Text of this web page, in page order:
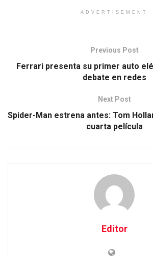
ADVERTISEMENT
Previous Post
Ferrari presenta su primer auto
debate en redes
Next Post
Spider-Man estrena antes: Tom
cuarta película
Editor